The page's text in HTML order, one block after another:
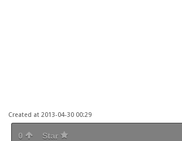
Created at 2013-04-30 00:29
0 Star